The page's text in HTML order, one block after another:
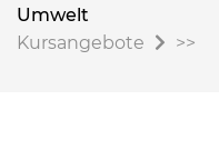
Umwelt
Kursangebote
>>